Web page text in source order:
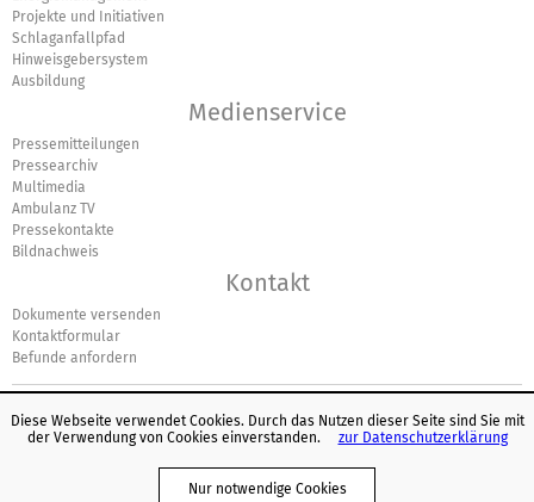
Projekte und Initiativen
Schlaganfallpfad
Hinweisgebersystem
Ausbildung
Medienservice
Pressemitteilungen
Pressearchiv
Multimedia
Ambulanz TV
Pressekontakte
Bildnachweis
Kontakt
Dokumente versenden
Kontaktformular
Befunde anfordern
© Europäisches Logo für einfaches Lesen: Inclusion Europe. Weitere
www.leicht-lesbar.eu
Diese Webseite verwendet Cookies. Durch das Nutzen dieser Seite sind Sie mit
der Verwendung von Cookies einverstanden.
zur Datenschutzerklärung
Nur notwendige Cookies